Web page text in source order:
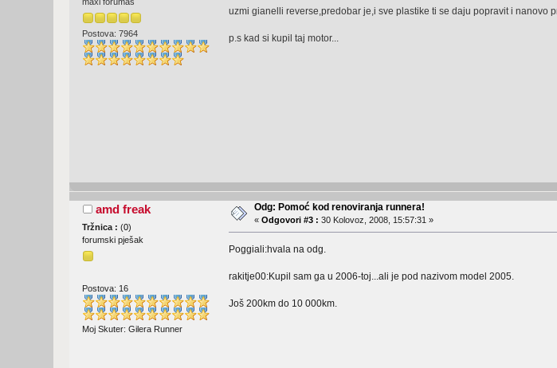
Postova: 7964
uzmi gianelli reverse,predobar je,i sve plastike ti se daju popravit i nanovo
p.s kad si kupil taj motor...
amd freak
Tržnica :(0)
forumski pješak
Postova: 16
Moj Skuter: Gilera Runner
Odg: Pomoć kod renoviranja runnera!
«Odgovori #3 : 30 Kolovoz, 2008, 15:57:31 »
Poggiali:hvala na odg.
rakitje00:Kupil sam ga u 2006-toj...ali je pod nazivom model 2005.
Još 200km do 10 000km.